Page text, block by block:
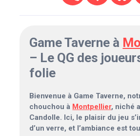
Game Taverne à
– Le QG des
folie
Bienvenue à Game Taverne,
chouchou à Montpellier, niché
Candolle. Ici, le plaisir du jeu
d’un verre, et l’ambiance est